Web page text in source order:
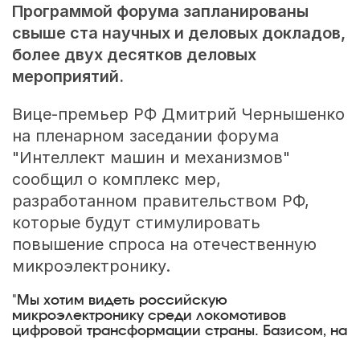
Программой форума запланированы
свыше ста научных и деловых докладов,
более двух десятков деловых
мероприятий.
Вице-премьер РФ Дмитрий Чернышенко
на пленарном заседании форума
"Интеллект машин и механизмов"
сообщил о комплекс мер,
разработанном правительством РФ,
которые будут стимулировать
повышение спроса на отечественную
микроэлектронику.
"Мы хотим видеть российскую
микроэлектронику среди локомотивов
цифровой трансформации страны. Базисом, на